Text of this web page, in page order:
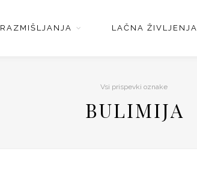
RAZMIŠLJANJA LAČNA ŽIVLJENJA
Vsi prispevki oznake
BULIMIJA